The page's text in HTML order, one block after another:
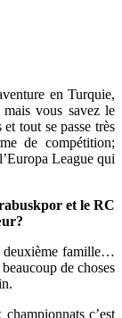
en Turquie,
vous savez le
tout se passe très
de compétition;
League qui
et le RC
deuxième famille…
de choses
c’est